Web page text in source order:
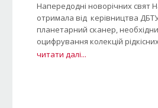
Напередодні новорічних свят
отримала від керівництва
планетарний сканер,
оцифрування колекцій
читати далі...